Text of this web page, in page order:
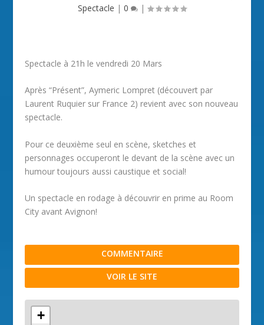
Spectacle | 0 |
Spectacle à 21h le vendredi 20 Mars
Après “Présent”, Aymeric Lompret (découvert par
Laurent Ruquier sur France 2) revient avec son nouveau
spectacle.
Pour ce deuxième seul en scène, sketches et
personnages occuperont le devant de la scène avec un
humour toujours aussi caustique et social!
Un spectacle en rodage à découvrir en prime au Room
City avant Avignon!
COMMENTAIRE
VOIR LE SITE
+